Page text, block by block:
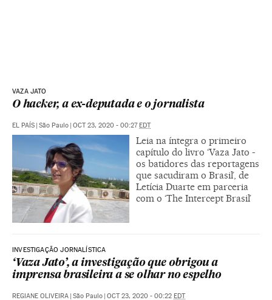
VAZA JATO
O hacker, a ex-deputada e o jornalista
EL PAÍS São Paulo OCT 23, 2020 - 00:27 EDT
Leia na íntegra o primeiro
capítulo do livro ‘Vaza Jato -
os batidores das reportagens
que sacudiram o Brasil’, de
Letícia Duarte em parceria
com o ‘The Intercept Brasil’
INVESTIGAÇÃO JORNALÍSTICA
‘Vaza Jato’, a investigação que obrigou a
imprensa brasileira a se olhar no espelho
REGIANE OLIVEIRA São Paulo OCT 23, 2020 - 00:22 EDT